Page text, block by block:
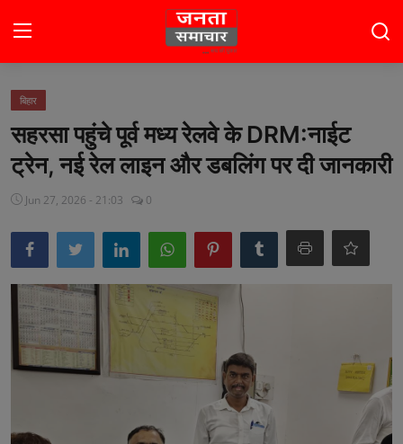
होम
भारत
टॉप स्टोरी
राजनीति
खेल
मनोरंजन
बिहार
सहरसा पहुंचे पूर्व मध्य रेलवे के DRM:नाईट
ट्रेन, नई रेल लाइन और डबलिंग पर दी जानकारी
Jun 27, 2026 - 21:03 0